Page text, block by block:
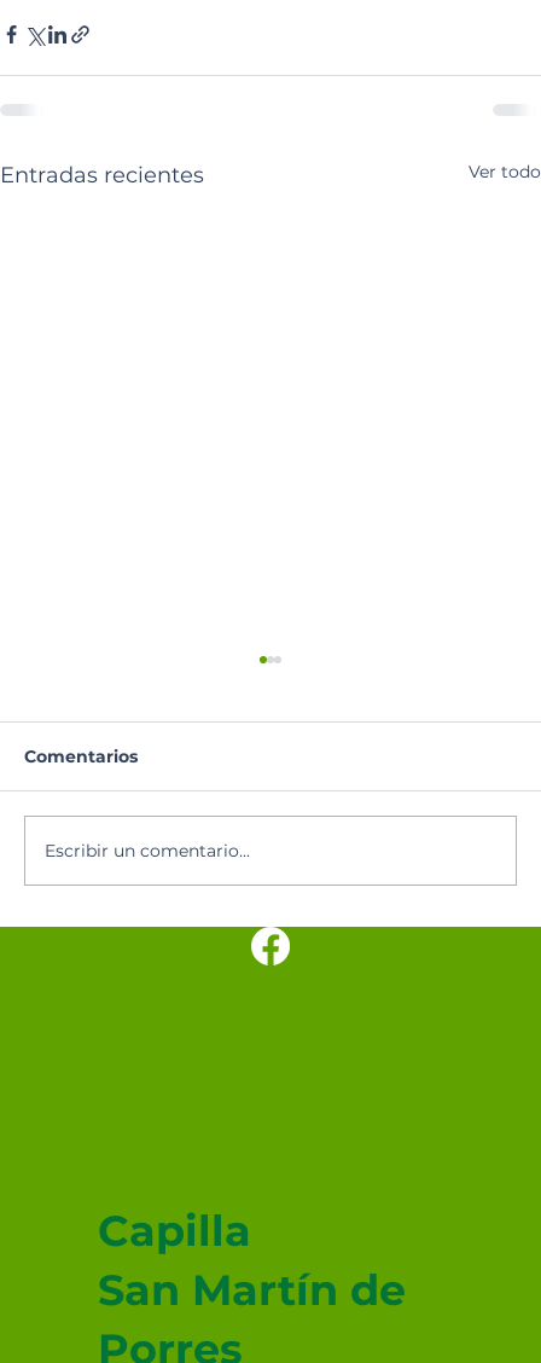
Entradas recientes Ver todo
Comentarios
Escribir un comentario...
Capilla
San Martín de
Porres